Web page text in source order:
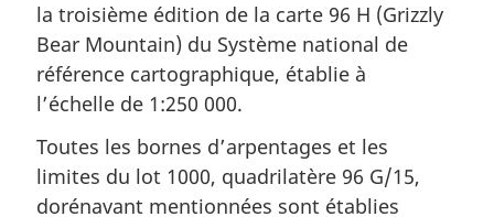
la troisième édition de la carte 96 H (Grizzly
Bear Mountain) du Système national de
référence cartographique, établie à
l’échelle de 1:250 000.
Toutes les bornes d’arpentages et les
limites du lot 1000, quadrilatère 96 G/15,
dorénavant mentionnées sont établies